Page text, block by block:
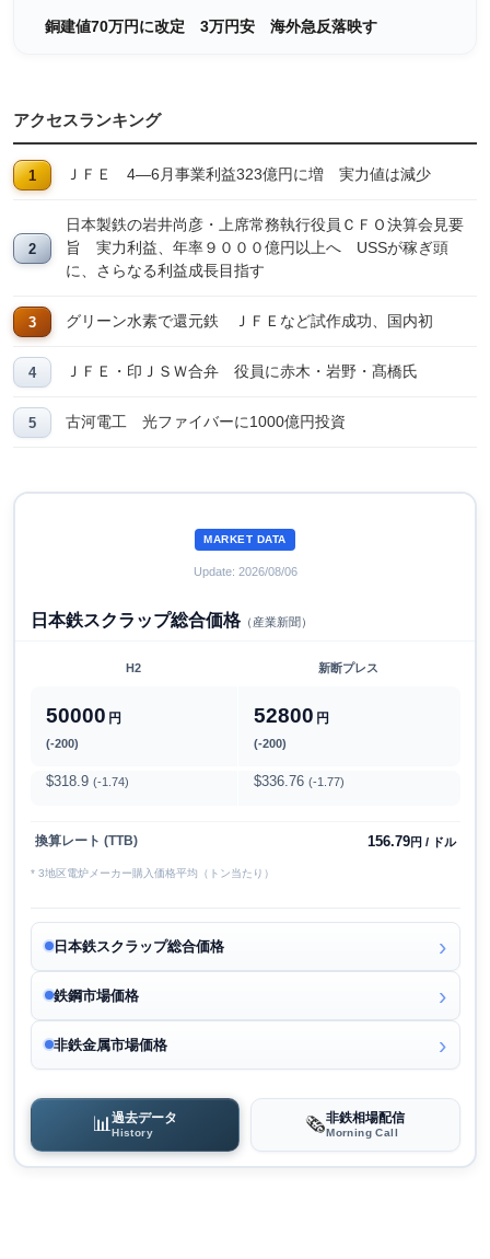
銅建値70万円に改定 3万円安 海外急反落映す
アクセスランキング
ＪＦＥ 4―6月事業利益323億円に増 実力値は減少
日本製鉄の岩井尚彦・上席常務執行役員ＣＦＯ決算会見要
旨 実力利益、年率９０００億円以上へ USSが稼ぎ頭
に、さらなる利益成長目指す
グリーン水素で還元鉄 ＪＦＥなど試作成功、国内初
ＪＦＥ・印ＪＳＷ合弁 役員に赤木・岩野・髙橋氏
古河電工 光ファイバーに1000億円投資
MARKET DATA
Update: 2026/08/06
日本鉄スクラップ総合価格（産業新聞）
H2 新断プレス
50000 円
(-200)
52800 円
(-200)
$318.9 (-1.74) $336.76 (-1.77)
換算レート (TTB) 156.79円 / ドル
* 3地区電炉メーカー購入価格平均（トン当たり）
日本鉄スクラップ総合価格
鉄鋼市場価格
非鉄金属市場価格
📊過去データ
History 🗞️非鉄相場配信
Morning Call